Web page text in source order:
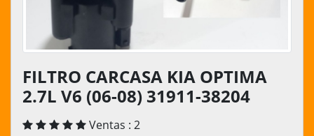
FILTRO CARCASA KIA OPTIMA
2.7L V6 (06-08) 31911-38204
Ventas : 2